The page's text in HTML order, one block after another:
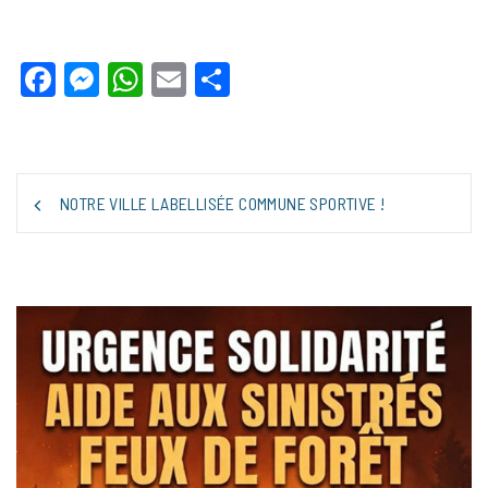
Facebook
Messenger
WhatsApp
Email
NOTRE VILLE LABELLISÉE COMMUNE SPORTIVE !